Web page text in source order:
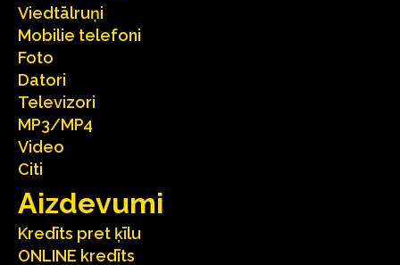
Viedtālruņi
Mobilie telefoni
Foto
Datori
Televizori
MP3/MP4
Video
Citi
Aizdevumi
Kredīts pret ķīlu
ONLINE kredīts